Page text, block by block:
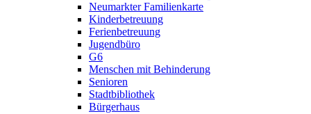
Neumarkter Familienkarte
Kinderbetreuung
Ferienbetreuung
Jugendbüro
G6
Menschen mit Behinderung
Senioren
Stadtbibliothek
Bürgerhaus